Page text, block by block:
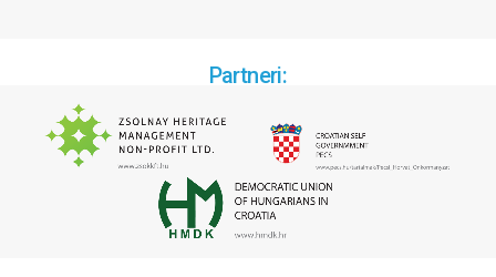
Partneri: